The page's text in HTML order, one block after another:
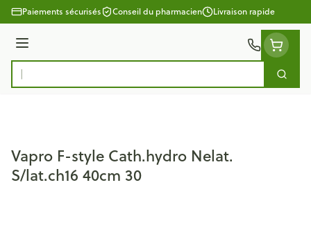
Aller au contenu
Paiements sécurisés Conseil du pharmacien Livraison rapide
Menu
Rechercher
Vapro F-style Cath.hydro Nelat.
S/lat.ch16 40cm 30